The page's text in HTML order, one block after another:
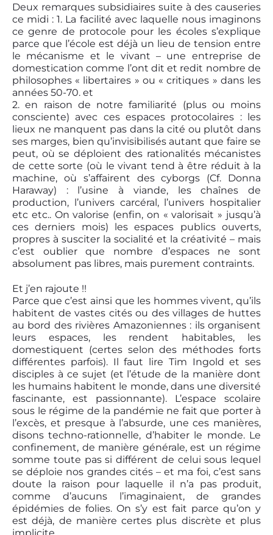
Deux remarques subsidiaires suite à des causeries
ce midi : 1. La facilité avec laquelle nous imaginons
ce genre de protocole pour les écoles s’explique
parce que l’école est déjà un lieu de tension entre
le mécanisme et le vivant – une entreprise de
domestication comme l’ont dit et redit nombre de
philosophes « libertaires » ou « critiques » dans les
années 50-70. et
2. en raison de notre familiarité (plus ou moins
consciente) avec ces espaces protocolaires : les
lieux ne manquent pas dans la cité ou plutôt dans
ses marges, bien qu’invisibilisés autant que faire se
peut, où se déploient des rationalités mécanistes
de cette sorte (où le vivant tend à être réduit à la
machine, où s’affairent des cyborgs (Cf. Donna
Haraway) : l’usine à viande, les chaînes de
production, l’univers carcéral, l’univers hospitalier
etc etc.. On valorise (enfin, on « valorisait » jusqu’à
ces derniers mois) les espaces publics ouverts,
propres à susciter la socialité et la créativité – mais
c’est oublier que nombre d’espaces ne sont
absolument pas libres, mais purement contraints.
Et j’en rajoute !!
Parce que c’est ainsi que les hommes vivent, qu’ils
habitent de vastes cités ou des villages de huttes
au bord des rivières Amazoniennes : ils organisent
leurs espaces, les rendent habitables, les
domestiquent (certes selon des méthodes forts
différentes parfois). Il faut lire Tim Ingold et ses
disciples à ce sujet (et l’étude de la manière dont
les humains habitent le monde, dans une diversité
fascinante, est passionnante). L’espace scolaire
sous le régime de la pandémie ne fait que porter à
l’excès, et presque à l’absurde, une ces manières,
disons techno-rationnelle, d’habiter le monde. Le
confinement, de manière générale, est un régime
somme toute pas si différent de celui sous lequel
se déploie nos grandes cités – et ma foi, c’est sans
doute la raison pour laquelle il n’a pas produit,
comme d’aucuns l’imaginaient, de grandes
épidémies de folies. On s’y est fait parce qu’on y
est déjà, de manière certes plus discrète et plus